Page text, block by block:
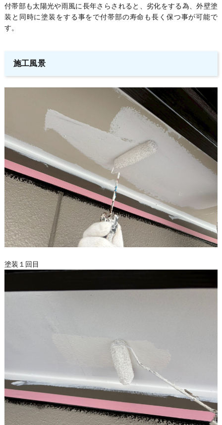
付帯部も太陽光や雨風に長年さらされると、劣化をする為、外壁塗
装と同時に塗装をする事をで付帯部の寿命も長く保つ事が可能で
す。
施工風景
塗装１回目